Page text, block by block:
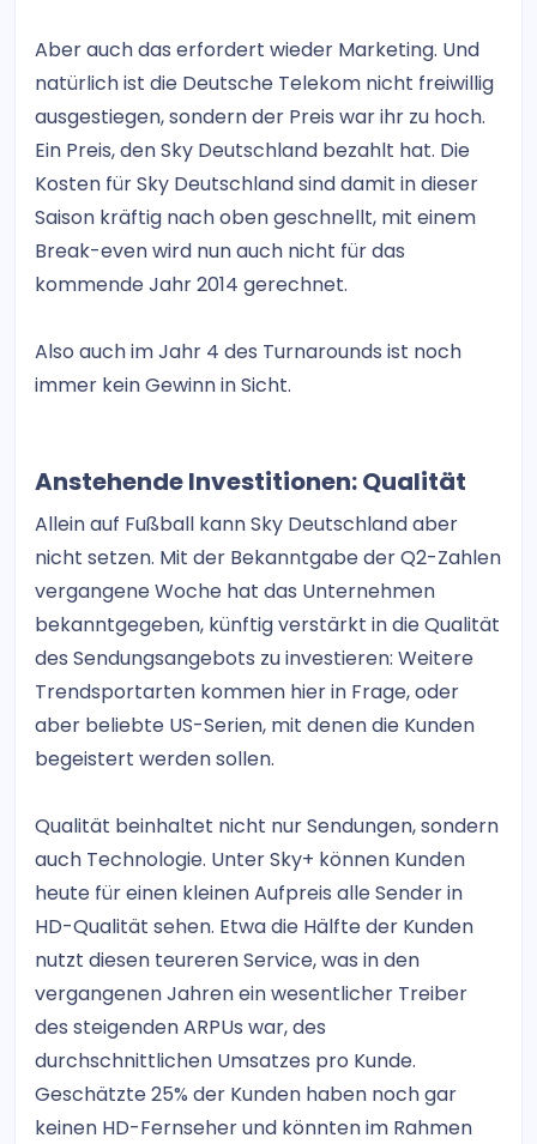
Aber auch das erfordert wieder Marketing. Und
natürlich ist die Deutsche Telekom nicht freiwillig
ausgestiegen, sondern der Preis war ihr zu hoch.
Ein Preis, den Sky Deutschland bezahlt hat. Die
Kosten für Sky Deutschland sind damit in dieser
Saison kräftig nach oben geschnellt, mit einem
Break-even wird nun auch nicht für das
kommende Jahr 2014 gerechnet.
Also auch im Jahr 4 des Turnarounds ist noch
immer kein Gewinn in Sicht.
Anstehende Investitionen: Qualität
Allein auf Fußball kann Sky Deutschland aber
nicht setzen. Mit der Bekanntgabe der Q2-Zahlen
vergangene Woche hat das Unternehmen
bekanntgegeben, künftig verstärkt in die Qualität
des Sendungsangebots zu investieren: Weitere
Trendsportarten kommen hier in Frage, oder
aber beliebte US-Serien, mit denen die Kunden
begeistert werden sollen.
Qualität beinhaltet nicht nur Sendungen, sondern
auch Technologie. Unter Sky+ können Kunden
heute für einen kleinen Aufpreis alle Sender in
HD-Qualität sehen. Etwa die Hälfte der Kunden
nutzt diesen teureren Service, was in den
vergangenen Jahren ein wesentlicher Treiber
des steigenden ARPUs war, des
durchschnittlichen Umsatzes pro Kunde.
Geschätzte 25% der Kunden haben noch gar
keinen HD-Fernseher und könnten im Rahmen